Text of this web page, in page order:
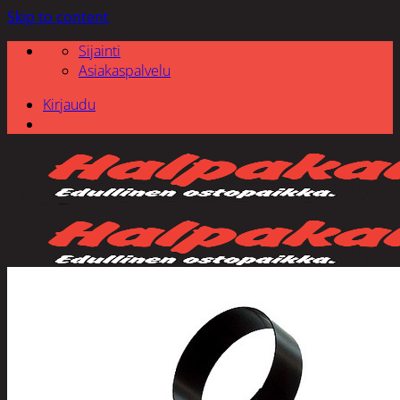
Skip to content
Sijainti
Asiakaspalvelu
Kirjaudu